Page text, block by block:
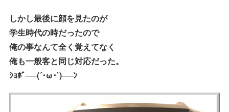
しかし最後に顔を見たのが
学生時代の時だったので
俺の事なんて全く覚えてなく
俺も一般客と同じ対応だった。
ｼｮﾎﾞ──(´･ω･`)──ﾝ